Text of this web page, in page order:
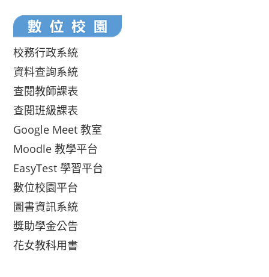
校務行政系統
資料查詢系統
查閱教師課表
查閱班級課表
Google Meet 教室
Moodle 教學平台
EasyTest 學習平台
數位校園平台
圖書資訊系統
獎助學金公告
花女教科用書